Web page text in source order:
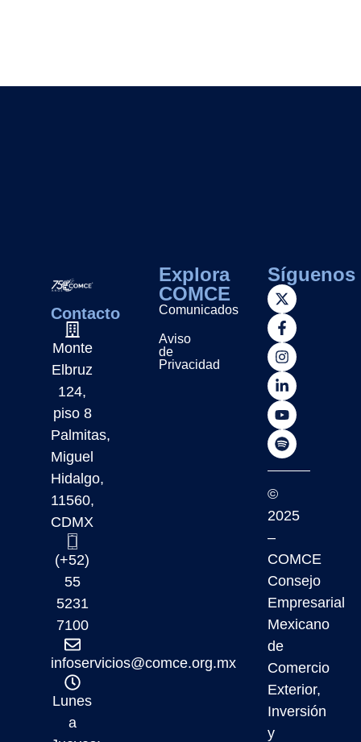
Contacto
Monte
Elbruz
124,
piso 8
Palmitas,
Miguel
Hidalgo,
11560,
CDMX
(+52)
55
5231
7100
infoservicios@comce.org.mx
Lunes
a
Explora
COMCE
Comunicados
Aviso
de
Privacidad
Síguenos
©
2025
–
COMCE
Consejo
Empresarial
Mexicano
de
Comercio
Exterior,
Inversión
y